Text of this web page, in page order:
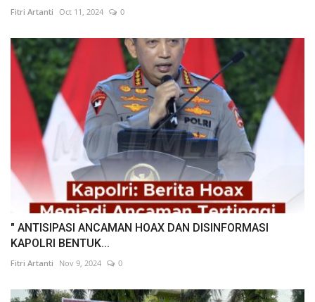
Fitri Artanti Oct 11, 2024 0
" ANTISIPASI ANCAMAN HOAX DAN DISINFORMASI
KAPOLRI BENTUK...
Fitri Artanti Nov 9, 2024 0